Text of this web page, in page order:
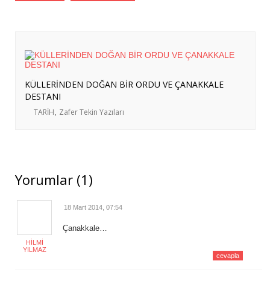
KÜLLERİNDEN DOĞAN BİR ORDU VE ÇANAKKALE
DESTANI
TARİH Zafer Tekin Yazıları
Yorumlar (1)
HILMI
YILMAZ
18 Mart 2014, 07:54
Çanakkale…
cevapla